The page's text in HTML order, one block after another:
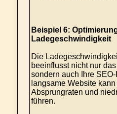
Beispiel 6:
Ladegeschwindigkeit
Die
beeinflusst nicht nur
sondern auch Ihre
langsame Website
Absprungraten und
führen.